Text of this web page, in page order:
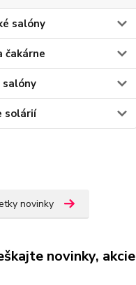
salóny
čakárne
salóny
solárií
novinky
novinky, akcie